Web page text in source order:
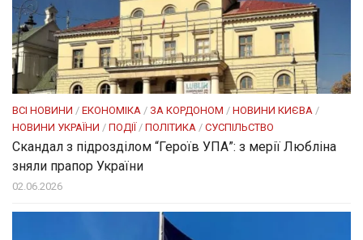
ВСІ НОВИНИ / ЕКОНОМІКА / ЗА КОРДОНОМ / НОВИНИ КИЄВА /
НОВИНИ УКРАЇНИ / ПОДІЇ / ПОЛІТИКА / СУСПІЛЬСТВО
Скандал з підрозділом “Героїв УПА”: з мерії Любліна
зняли прапор України
02.06.2026